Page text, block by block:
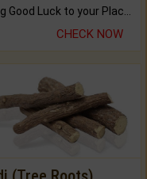
CHECK NOW